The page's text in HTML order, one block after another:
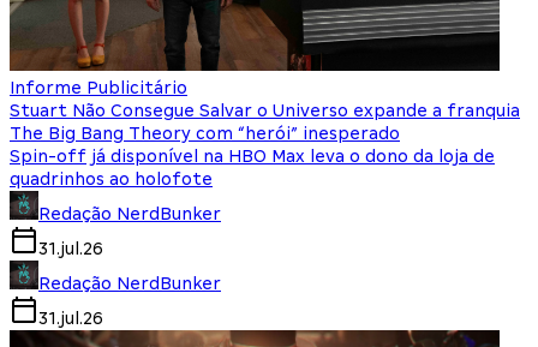
Informe Publicitário
Stuart Não Consegue Salvar o Universo expande a franquia
The Big Bang Theory com “herói” inesperado
Spin-off já disponível na HBO Max leva o dono da loja de
quadrinhos ao holofote
Redação NerdBunker
31.jul.26
Redação NerdBunker
31.jul.26